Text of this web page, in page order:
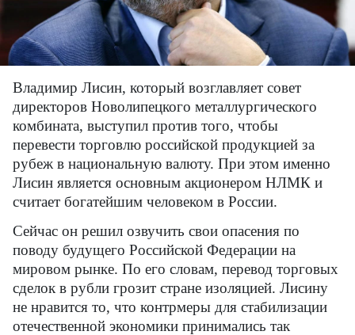
Владимир Лисин, который возглавляет совет
директоров Новолипецкого металлургического
комбината, выступил против того, чтобы
перевести торговлю российской продукцией за
рубеж в национальную валюту. При этом именно
Лисин является основным акционером НЛМК и
считает богатейшим человеком в России.
Сейчас он решил озвучить свои опасения по
поводу будущего Российской Федерации на
мировом рынке. По его словам, перевод торговых
сделок в рубли грозит стране изоляцией. Лисину
не нравится то, что контрмеры для стабилизации
отечественной экономики принимались так